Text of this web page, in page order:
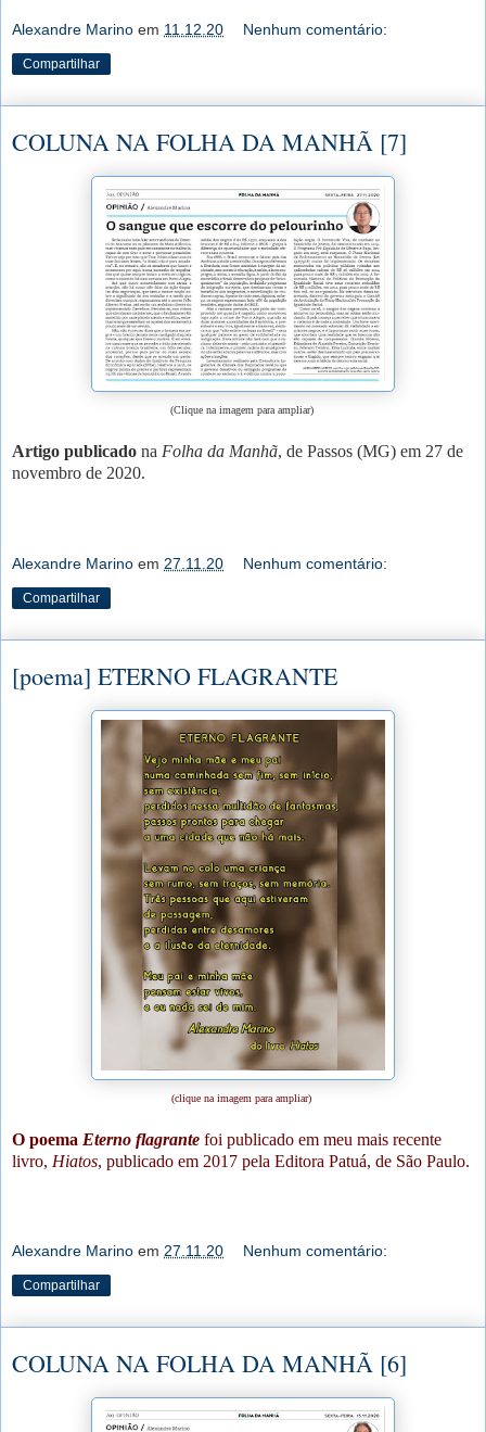
Alexandre Marino em 11.12.20 Nenhum comentário:
Compartilhar
COLUNA NA FOLHA DA MANHÃ [7]
(Clique na imagem para ampliar)
Artigo publicado na Folha da Manhã, de Passos (MG) em 27 de
novembro de 2020.
Alexandre Marino em 27.11.20 Nenhum comentário:
Compartilhar
[poema] ETERNO FLAGRANTE
(clique na imagem para ampliar)
O poema Eterno flagrante foi publicado em meu mais recente
livro, Hiatos, publicado em 2017 pela Editora Patuá, de São Paulo.
Alexandre Marino em 27.11.20 Nenhum comentário:
Compartilhar
COLUNA NA FOLHA DA MANHÃ [6]